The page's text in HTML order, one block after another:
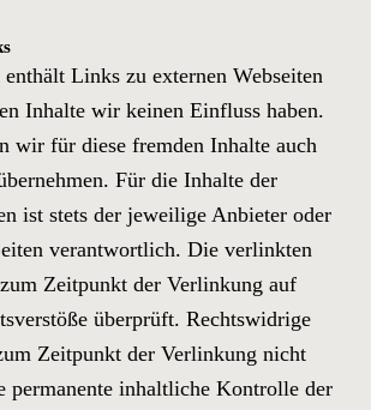
Links zu externen Webseiten
Inhalte wir keinen Einfluss haben.
wir für diese fremden Inhalte auch
Für die Inhalte der
ist stets der jeweilige Anbieter oder
verantwortlich. Die verlinkten
Zeitpunkt der Verlinkung auf
überprüft. Rechtswidrige
Zeitpunkt der Verlinkung nicht
permanente inhaltliche Kontrolle der